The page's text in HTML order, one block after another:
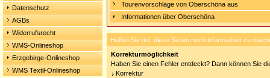
Datenschutz
AGBs
Widerrufsrecht
WMS-Onlineshop
Erzgebirge-Onlineshop
WMS Textil-Onlineshop
Tourenvorschläge von Oberschöna aus
Informationen über Oberschöna
Helfen Sie mit, diese Seiten noch informativer zu
Korrekturmöglichkeit
Haben Sie einen Fehler entdeckt? Dann können Sie
Korrektur